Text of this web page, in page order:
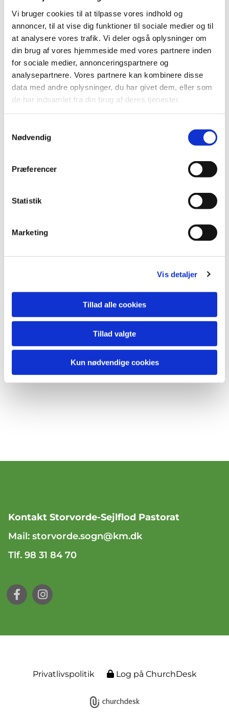
Vi bruger cookies til at tilpasse vores indhold og
annoncer, til at vise dig funktioner til sociale medier og til
at analysere vores trafik. Vi deler også oplysninger om
din brug af vores hjemmeside med vores partnere inden
for sociale medier, annonceringspartnere og
analysepartnere. Vores partnere kan kombinere disse
data med andre oplysninger, du har givet dem, eller som
de har indsamlet fra din brug af deres tjenester.
Nødvendig
Præferencer
Statistik
Marketing
Vis detaljer
Tillad alle cookies
Tillad valgte
Kun nødvendige cookies
Musik & Kultur
Foredrag, koncerter, musikalske arrangementer og
sogneaftener får du overblik over på denne side.
Det er altid fri entre.
Kommende aktiviteter
Kontakt Storvorde-Sejlflod Pastorat
Mail: storvorde.sogn@km.dk
Tlf. 98 31 84 70
Privatlivspolitik Log på ChurchDesk